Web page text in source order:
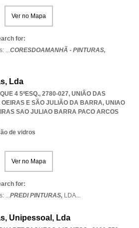
Ver no Mapa
for:
...CORESDOAMANHÃ - PINTURAS,
Lda
4 5ºESQ., 2780-027, UNIÃO DAS
OEIRAS E SÃO JULIÃO DA BARRA, UNIAO
SAO JULIAO BARRA PACO ARCOS
de vidros
Ver no Mapa
for:
...PREDI PINTURAS, LDA...
Unipessoal, Lda